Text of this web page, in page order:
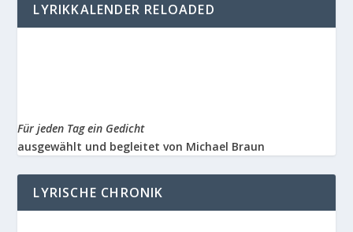
LYRIKKALENDER RELOADED
Für jeden Tag ein Gedicht
ausgewählt und begleitet von Michael Braun
LYRISCHE CHRONIK